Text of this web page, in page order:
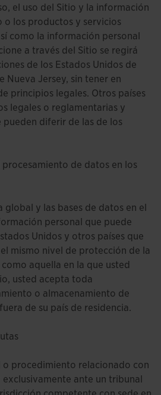
el uso del Sitio y la información
o los productos y servicios
como la información personal
a través del Sitio se regirá
de los Estados Unidos de
Nueva Jersey, sin tener en
principios legales. Otros países
legales o reglamentarias y
pueden diferir de las de los
de datos en los
global y las bases de datos en el
personal que puede
Unidos y otros países que
mismo nivel de protección de la
aquella en la que usted
usted acepta toda
o almacenamiento de
de su país de residencia.
o procedimiento relacionado con
ante un tribunal